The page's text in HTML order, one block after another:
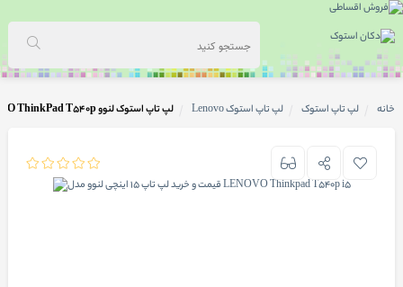
خانه لپ تاپ استوک لپ تاپ استوک Lenovo لپ تاپ استوک لنوو LENOVO ThinkPad T540p